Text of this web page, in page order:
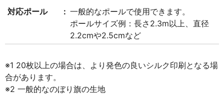
対応ポール
一般的なポールで使用できます。
ポールサイズ例：長さ2.3m以上、直径
2.2cmや2.5cmなど
※1 20枚以上の場合は、より発色の良いシルク印刷となる場
合があります。
※2 一般的なのぼり旗の生地